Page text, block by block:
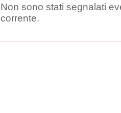
Non sono stati segnalati
corrente.